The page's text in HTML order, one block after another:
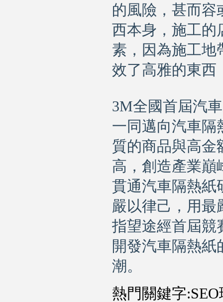
的風險，甚而容
西本身，施工的
素，因為施工地
效了高雅的東西
3M全國首屆汽
一同邁向汽車隔
質的商品與高金
高，創造產業巔
貫通汽車隔熱紙
嚴以律己，用最
指望途經首屆競
開發汽車隔熱
潮。
熱門關鍵字:SEO